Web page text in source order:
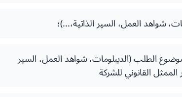
شواهد العمل، السير الذاتية،...)؛
الطلب (الديبلومات، شواهد العمل، السير
القانوني للشركة